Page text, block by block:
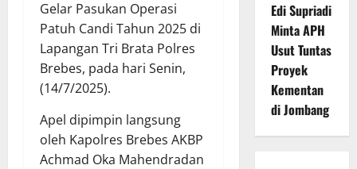
Gelar Pasukan Operasi
Patuh Candi Tahun 2025 di
Lapangan Tri Brata Polres
Brebes, pada hari Senin,
(14/7/2025).
Apel dipimpin langsung
oleh Kapolres Brebes AKBP
Achmad Oka Mahendradan
Edi Supriadi
Minta APH
Usut Tuntas
Proyek
Kementan
di Jombang